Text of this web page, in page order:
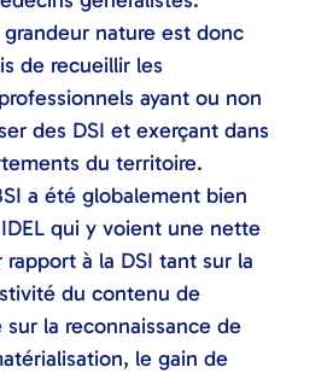
nature est donc
de recueillir les
ayant ou non
des DSI et exerçant dans
du territoire.
a été globalement bien
qui y voient une nette
à la DSI tant sur la
du contenu de
sur la reconnaissance de
le gain de